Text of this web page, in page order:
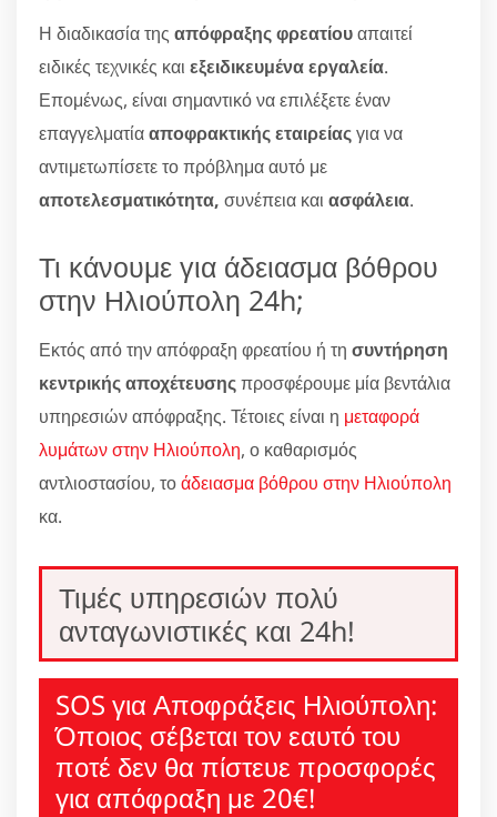
Η διαδικασία της απόφραξης φρεατίουαπαιτεί
ειδικές τεχνικές και εξειδικευμένα εργαλεία.
Επομένως, είναι σημαντικό να επιλέξετε έναν
επαγγελματίααποφρακτικής εταιρείαςγια να
αντιμετωπίσετε το πρόβλημα αυτό με
αποτελεσματικότητα, συνέπεια και ασφάλεια.
Τι κάνουμε για άδειασμα βόθρου
στην Ηλιούπολη 24h;
Εκτός από την απόφραξη φρεατίου ή τη συντήρηση
κεντρικής αποχέτευσηςπροσφέρουμε μία βεντάλια
υπηρεσιών απόφραξης. Τέτοιες είναι η μεταφορά
λυμάτων στην Ηλιούπολη, ο καθαρισμός
αντλιοστασίου, τοάδειασμα βόθρου στην Ηλιούπολη
κα.
Τιμές υπηρεσιών πολύ
ανταγωνιστικές και 24h!
SOS για Αποφράξεις Ηλιούπολη:
Όποιος σέβεται τον εαυτό του
ποτέ δεν θα πίστευε προσφορές
για απόφραξη με 20€!